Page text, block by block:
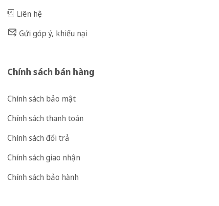
Liên hệ
Gửi góp ý, khiếu nại
Chính sách bán hàng
Chính sách bảo mật
Chính sách thanh toán
Chính sách đổi trả
Chính sách giao nhận
Chính sách bảo hành